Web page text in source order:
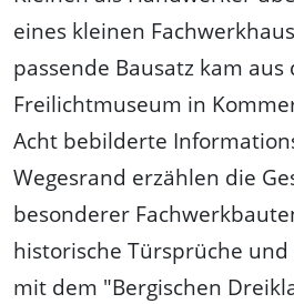
eines kleinen
passende Bausatz kam aus
Freilichtmuseum in
Acht bebilderte
Wegesrand erzählen die
besonderer
historische Türsprüche
mit dem "Bergischen